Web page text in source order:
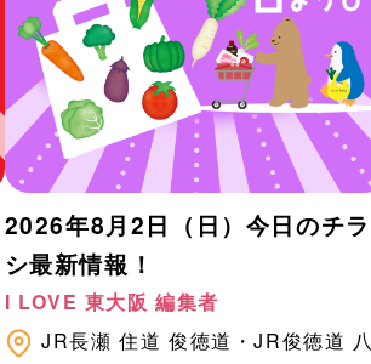
2026年8月2日（日）今日のチラ
シ最新情報！
I LOVE 東大阪 編集者
JR長瀬 住道 俊徳道・JR俊徳道 八